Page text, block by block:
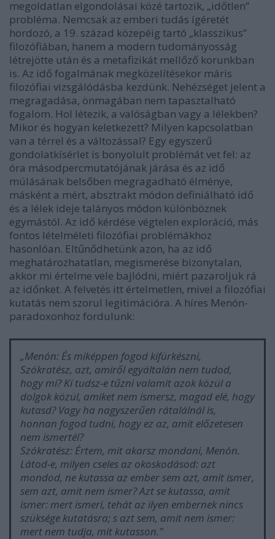
megoldatlan elgondolásai közé tartozik, „időtlen”
probléma. Nemcsak az emberi tudás ígéretét
hordozó, a 19. század közepéig tartó „klasszikus”
filozófiában, hanem a modern tudományosság
létrejötte után és a metafizikát mellőző korunkban
is. Az idő fogalmának megközelítésekor máris
filozófiai vizsgálódásba kezdünk. Nehézséget jelent a
megragadása, önmagában nem tapasztalható
fogalom. Hol létezik, a valóságban vagy a lélekben?
Mikor és hogyan keletkezett? Milyen kapcsolatban
van a térrel és a változással? Egy egyszerű
gondolatkísérlet is bonyolult problémát vet fel: az
óra másodpercmutatójának járása és az idő
múlásának belsőben megragadható élménye,
másként a mért, absztrakt módon definiálható idő
és a lélek ideje talányos módon különböznek
egymástól. Az idő kérdése végtelen exploráció, más
fontos lételméleti filozófiai problémákhoz
hasonlóan. Eltűnődhetünk azon, ha az idő
meghatározhatatlan, megismerése bizonytalan,
akkor mi értelme vele bajlódni, miért pazaroljuk rá
az időnket. A felvetés itt értelmetlen, mivel a filozófiai
kutatás nem szorul legitimációra. A híres Menón-
paradoxonhoz fordulunk:
„Menón: És miképpen fogod kifürkészni,
Szókratész, azt, amiről egyáltalán nem tudod,
hogy mi? Ki tudsz-e tűzni valamit azok közül a
dolgok közül, amiket nem ismersz, magad elé, hogy
kutasd? Vagy ha nagyszerűen rátalálnál is,
honnan fogod tudni, hogy ez az, amit előzetesen
nem ismertél?
Szókratész: Értem, mit akarsz mondani, Menón.
Látod-e, milyen cseles az okoskodásod: azt
mondod, ne kutassa az ember sem azt, amit ismer,
sem azt, amit nem ismer? Azt se kutassa, amit
ismer: mert ismeri, tehát az ilyen embernek nincs
szüksége kutatásra; s azt sem, amit nem ismer:
mert nem tudja, mit kutasson.”